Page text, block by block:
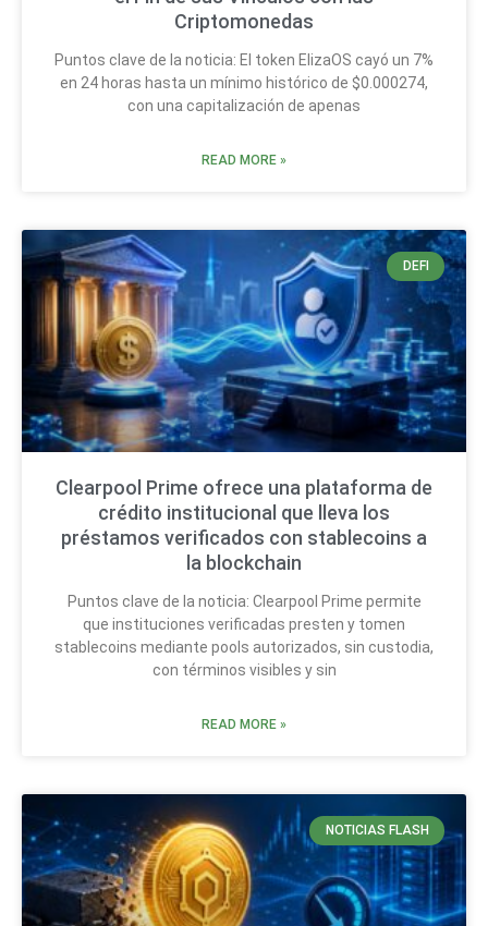
Criptomonedas
Puntos clave de la noticia: El token ElizaOS cayó un 7%
en 24 horas hasta un mínimo histórico de $0.000274,
con una capitalización de apenas
READ MORE »
DEFI
Clearpool Prime ofrece una plataforma de
crédito institucional que lleva los
préstamos verificados con stablecoins a
la blockchain
Puntos clave de la noticia: Clearpool Prime permite
que instituciones verificadas presten y tomen
stablecoins mediante pools autorizados, sin custodia,
con términos visibles y sin
READ MORE »
NOTICIAS FLASH